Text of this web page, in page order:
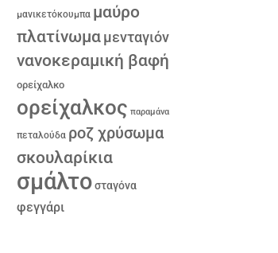
μανικετόκουμπα μαύρο
πλατίνωμαμενταγιόν
νανοκεραμική βαφή
ορείχαλκο
ορείχαλκος παραμάνα
πεταλούδα ροζ χρύσωμα
σκουλαρίκια
σμάλτοσταγόνα
φεγγάρι